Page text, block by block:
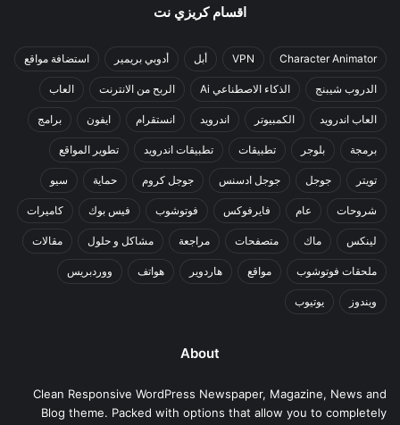
اقسام كريزي نت
Character Animator
VPN أبل أدوبي بريمير استضافة مواقع
الدروب شيبنج الذكاء الاصطناعي Ai الربح من الانترنت العاب
العاب اندرويد الكمبيوتر اندرويد انستقرام ايفون برامج
برمجة بلوجر تطبيقات تطبيقات اندرويد تطوير المواقع
تويتر جوجل جوجل ادسنس جوجل كروم حماية سيو
شروحات عام فايرفوكس فوتوشوب فيس بوك كاميرات
لينكس ماك متصفحات مراجعة مشاكل و حلول مقالات
ملحقات فوتوشوب مواقع هاردوير هواتف ووردبريس
ويندوز يوتيوب
About
Clean Responsive WordPress Newspaper, Magazine, News and
Blog theme. Packed with options that allow you to completely